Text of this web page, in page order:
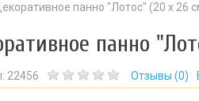
панно "Лотос" (20 х 26
панно
22456 Отзывы (0)